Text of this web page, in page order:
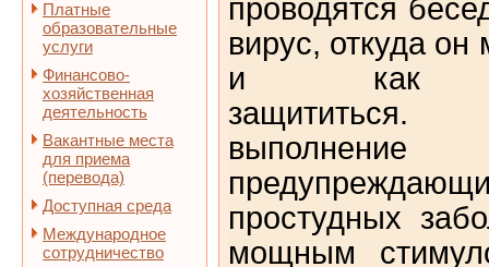
Платные
образовательные
услуги
Финансово-
хозяйственная
деятельность
Вакантные места
для приема
(перевода)
Доступная среда
Международное
сотрудничество
проводятся
вирус, откуда
и как
простудных
мощным